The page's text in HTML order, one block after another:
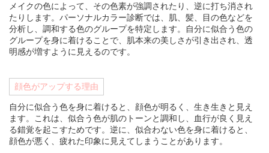
メイクの色によって、その色素が強調されたり、逆に打ち消され
たりします。パーソナルカラー診断では、肌、髪、目の色などを
分析し、調和する色のグループを特定します。自分に似合う色の
グループを身に着けることで、肌本来の美しさが引き出され、透
明感が増すように見えるのです。
顔色がアップする理由
自分に似合う色を身に着けると、顔色が明るく、生き生きと見え
ます。これは、似合う色が肌のトーンと調和し、血行が良く見え
る錯覚を起こすためです。逆に、似合わない色を身に着けると、
顔色が悪く、疲れた印象に見えてしまうことがあります。